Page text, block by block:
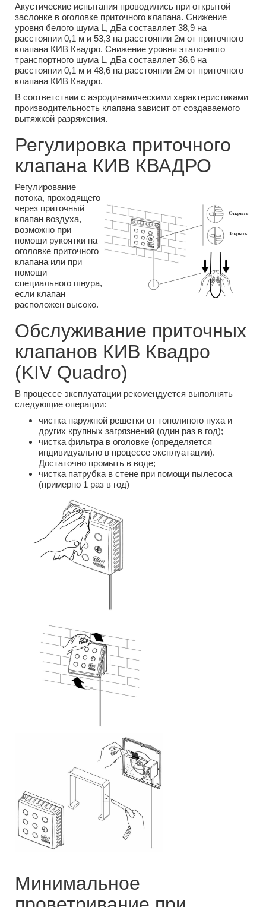
Акустические испытания проводились при открытой
заслонке в оголовке приточного клапана. Снижение
уровня белого шума L, дБа составляет 38,9 на
расстоянии 0,1 м и 53,3 на расстоянии 2м от приточного
клапана КИВ Квадро. Снижение уровня эталонного
транспортного шума L, дБа составляет 36,6 на
расстоянии 0,1 м и 48,6 на расстоянии 2м от приточного
клапана КИВ Квадро.
В соответствии с аэродинамическими характеристиками
производительность клапана зависит от создаваемого
вытяжкой разряжения.
Регулировка приточного
клапана КИВ КВАДРО
Регулирование
потока, проходящего
через приточный
клапан воздуха,
возможно при
помощи рукоятки на
оголовке приточного
клапана или при
помощи
специального шнура,
если клапан
расположен высоко.
Обслуживание приточных
клапанов КИВ Квадро
(KIV Quadro)
В процессе эксплуатации рекомендуется выполнять
следующие операции:
чистка наружной решетки от тополиного пуха и
других крупных загрязнений (один раз в год);
чистка фильтра в оголовке (определяется
индивидуально в процессе эксплуатации).
Достаточно промыть в воде;
чистка патрубка в стене при помощи пылесоса
(примерно 1 раз в год)
Минимальное